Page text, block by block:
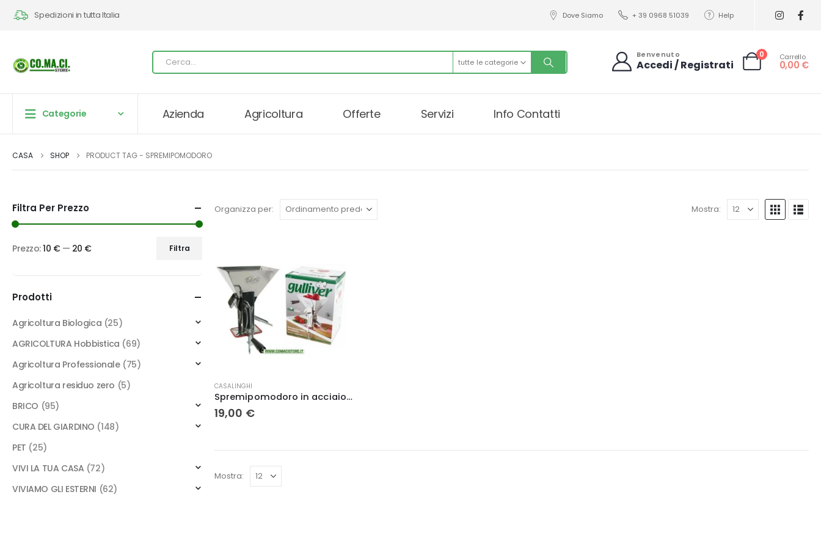
Spedizioni in tutta Italia Dove Siamo + 39 0968 51039 Help
tutte le categorie
Benvenuto
Accedi / Registrati
0 Carrello
0,00 €
Categorie Azienda Agricoltura Offerte Servizi Info Contatti
CASA SHOP PRODUCT TAG - SPREMIPOMODORO
Organizza per: Mostra:
CASALINGHI
Spremipomodoro in acciaio inox – Gulliver
19,00 €
Mostra:
Filtra Per Prezzo
Min
Max
Filtra
Prezzo:10 €— 20 €
Prodotti
Agricoltura Biologica (25)
AGRICOLTURA Hobbistica (69)
Agricoltura Professionale (75)
Agricoltura residuo zero (5)
BRICO (95)
CURA DEL GIARDINO (148)
PET (25)
VIVI LA TUA CASA (72)
VIVIAMO GLI ESTERNI (62)